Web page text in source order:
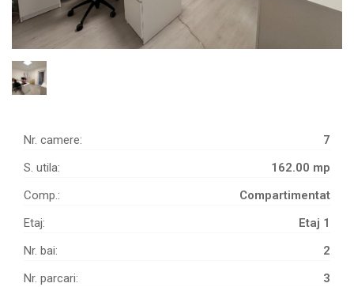
Nr. camere:
7
S. utila:
162.00 mp
Comp.:
Compartimentat
Etaj:
Etaj 1
Nr. bai:
2
Nr. parcari:
3